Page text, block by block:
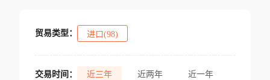
贸易类型： 进口(98)
交易时间： 近三年 近两年 近一年